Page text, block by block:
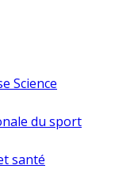
Science
du sport
santé